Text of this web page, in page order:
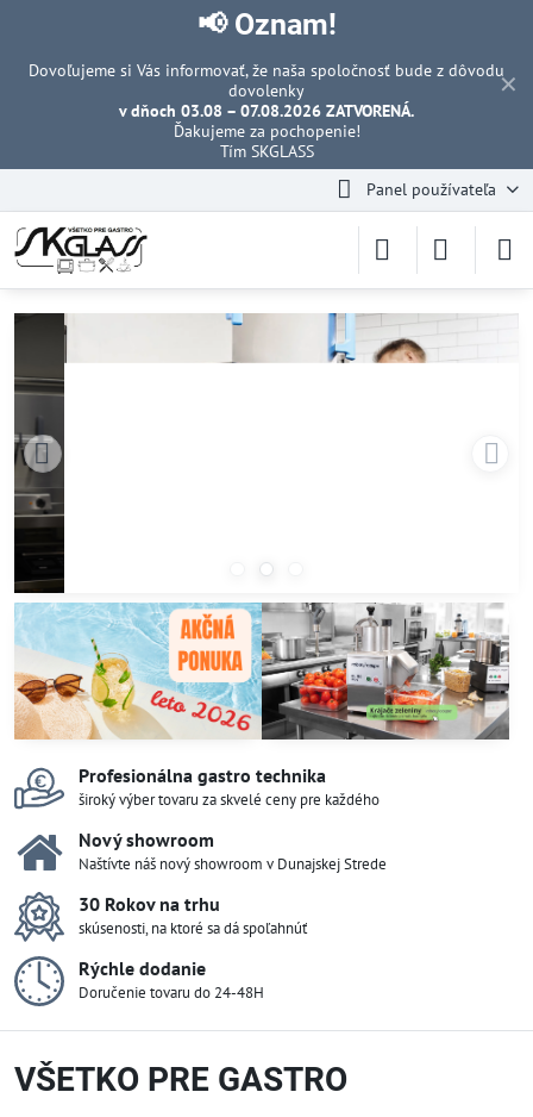
✕
📢 Oznam!
Dovoľujeme si Vás informovať, že naša spoločnosť bude z dôvodu
dovolenky
v dňoch 03.08 – 07.08.2026 ZATVORENÁ.
Ďakujeme za pochopenie!
Tím SKGLASS
Panel používateľa
Profesionálna gastro technika
široký výber tovaru za skvelé ceny pre každého
Nový showroom
Naštívte náš nový showroom v Dunajskej Strede
30 Rokov na trhu
skúsenosti, na ktoré sa dá spoľahnúť
Rýchle dodanie
Doručenie tovaru do 24-48H
VŠETKO PRE GASTRO